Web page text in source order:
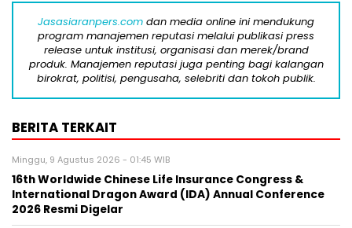
Jasasiaranpers.com dan media online ini mendukung
program manajemen reputasi melalui publikasi press
release untuk institusi, organisasi dan merek/brand
produk. Manajemen reputasi juga penting bagi kalangan
birokrat, politisi, pengusaha, selebriti dan tokoh publik.
BERITA TERKAIT
Minggu, 9 Agustus 2026 - 01:45 WIB
16th Worldwide Chinese Life Insurance Congress &
International Dragon Award (IDA) Annual Conference
2026 Resmi Digelar